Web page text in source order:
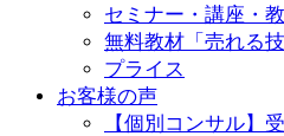
セミナー・講座・
無料教材「売れる
プライス
お客様の声
【個別コンサル】